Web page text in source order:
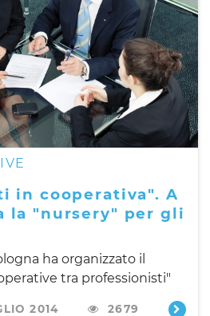
in cooperativa". A
la "nursery" per gli
ha organizzato il
tra professionisti"
2014 2679